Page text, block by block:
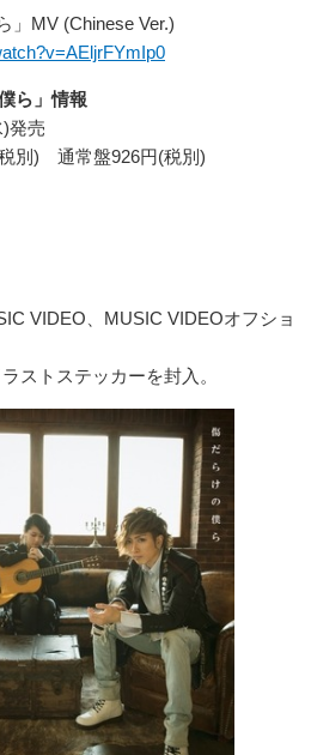
」MV (Chinese Ver.)
ら」情報
発売
税別) 通常盤926円(税別)
VIDEO、MUSIC VIDEOオフショ
ストステッカーを封入。